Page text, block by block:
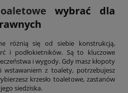
wybrać dla
różnią się od siebie konstrukcją,
i podłokietników. Są to kluczowe
i wygody. Gdy masz kłopoty
z toalety, potrzebujesz
krzesło toaletowe, zastanów
siedziska.